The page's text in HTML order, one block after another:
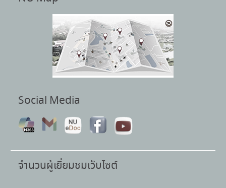
Social Media
จำนวนผู้เยี่ยมชมเว็บไซต์